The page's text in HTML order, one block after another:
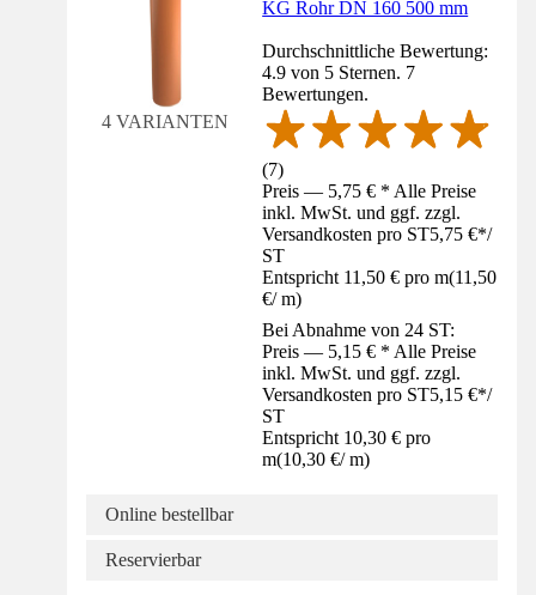
4 VARIANTEN
KG Rohr DN 160 500 mm
Durchschnittliche Bewertung:
4.9 von 5 Sternen. 7
Bewertungen.
(7)
Preis — 5,75 € * Alle Preise
inkl. MwSt. und ggf. zzgl.
Versandkosten pro ST5,75 €*/
ST
Entspricht 11,50 € pro m(11,50
€/ m)
Bei Abnahme von 24 ST:
Preis — 5,15 € * Alle Preise
inkl. MwSt. und ggf. zzgl.
Versandkosten pro ST5,15 €*/
ST
Entspricht 10,30 € pro
m(10,30 €/ m)
Online bestellbar
Reservierbar